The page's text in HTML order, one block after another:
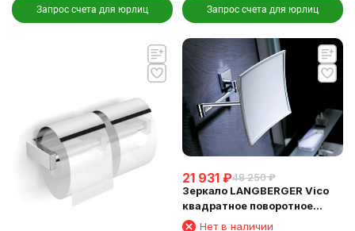
Запрос счета для юрлиц Запрос счета для юрлиц
21 931 ₽48 250 ₽
Зеркало LANGBERGER Vico
квадратное поворотное
косметическое 5 кратное
Нет в наличии